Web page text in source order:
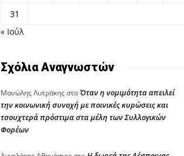
31
« Ιούλ
Σχόλια Αναγνωστών
Μανώλης ΛυτράκηςστοΌταν η νομιμότητα απειλεί
την κοινωνική συνοχή με ποινικές κυρώσεις και
τσουχτερά πρόστιμα στα μέλη των Συλλογικών
Φορέων